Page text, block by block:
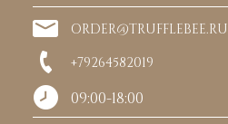
ORDER@TRUFFLEBEE.RU
+79264582019
09:00-18:00